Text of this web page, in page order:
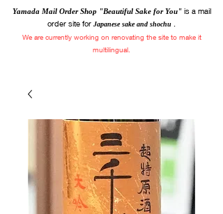
Yamada Mail Order Shop "Beautiful Sake for You"is a mail
order site for Japanese sake and shochu
We are currentlyworking on renovating the site to make it
multilingual.